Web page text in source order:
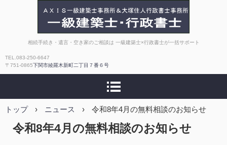
AXIS一級建築士事務所
｜大塚住人行政書士事
務所【相続・補助金・
許認可】
相続手続き・遺言・空き家のご相談は 一級建築士×行政書士が一括サポート
TEL.083-250-6647
〒751-0865下関市綾羅木新町二丁目７番６号
トップ › ニュース › 令和8年4月の無料相談のお知らせ
令和8年4月の無料相談のお知らせ